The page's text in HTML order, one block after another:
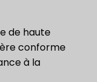
de haute
conforme
à la